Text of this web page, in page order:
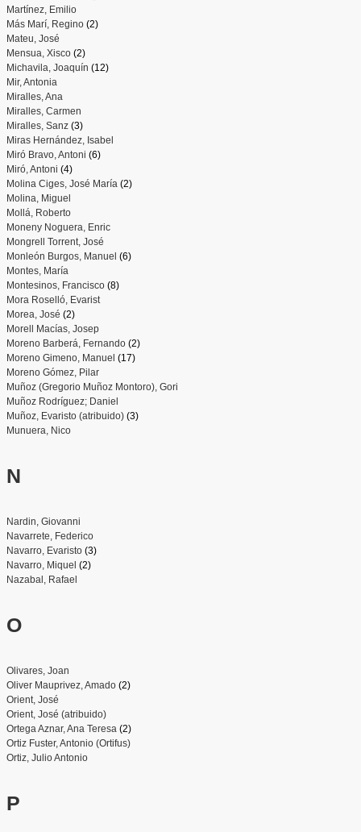
Martínez, Emilio
Más Marí, Regino(2)
Mateu, José
Mensua, Xisco(2)
Michavila, Joaquín (12)
Mir, Antonia
Miralles, Ana
Miralles, Carmen
Miralles, Sanz(3)
Miras Hernández, Isabel
Miró Bravo, Antoni (6)
Miró, Antoni (4)
Molina Ciges, José María (2)
Molina, Miguel
Mollá, Roberto
Moneny Noguera, Enric
Mongrell Torrent, José
Monleón Burgos, Manuel (6)
Montes, María
Montesinos, Francisco(8)
Mora Roselló, Evarist
Morea, José (2)
Morell Macías, Josep
Moreno Barberá, Fernando(2)
Moreno Gimeno, Manuel (17)
Moreno Gómez, Pilar
Muñoz (Gregorio Muñoz Montoro), Gori
Muñoz Rodríguez; Daniel
Muñoz, Evaristo (atribuido)(3)
Munuera, Nico
N
Nardin, Giovanni
Navarrete, Federico
Navarro, Evaristo(3)
Navarro, Miquel (2)
Nazabal, Rafael
O
Olivares, Joan
Oliver Mauprivez, Amado(2)
Orient, José
Orient, José (atribuido)
Ortega Aznar, Ana Teresa (2)
Ortiz Fuster, Antonio (Ortifus)
Ortiz, Julio Antonio
P